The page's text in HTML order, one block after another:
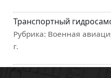
Транспортный
Рубрика: Военная
г.